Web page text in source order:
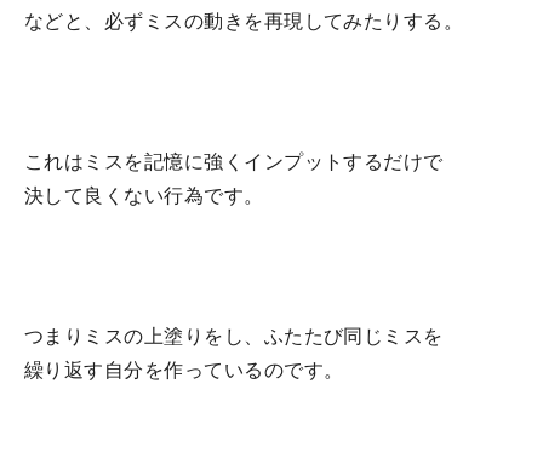
などと、必ずミスの動きを再現してみたりする。
これはミスを記憶に強くインプットするだけで
決して良くない行為です。
つまりミスの上塗りをし、ふたたび同じミスを
繰り返す自分を作っているのです。